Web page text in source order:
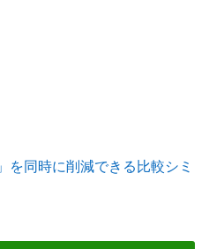
を同時に削減できる比較シミ